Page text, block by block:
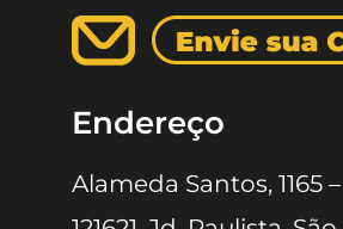
Endereço
Alameda Santos, 1165